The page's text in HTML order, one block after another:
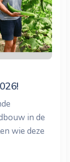
in de
wie deze